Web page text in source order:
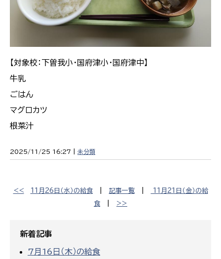
【対象校：下曽我小・国府津小・国府津中】
牛乳
ごはん
マグロカツ
根菜汁
2025/11/25 16:27 | 未分類
<< 11月26日（水）の給食| 記事一覧|
11月21日（金）の給
食
>>
新着記事
7月16日（木）の給食